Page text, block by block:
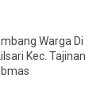
Warga Di
Kec. Tajinan